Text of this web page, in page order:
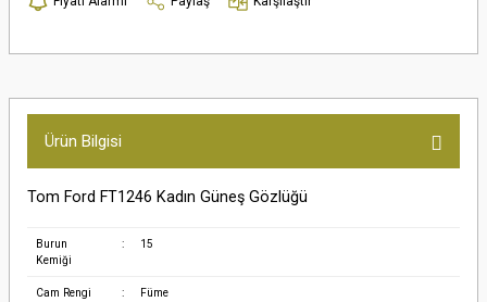
Ürün Bilgisi
Tom Ford FT1246 Kadın Güneş Gözlüğü
Burun
Kemiği
: 15
Cam Rengi : Füme